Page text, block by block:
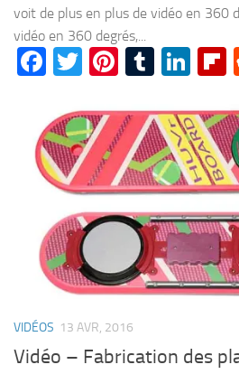
voit de plus en plus de vidéo en 360
vidéo en 360 degrés,...
Facebook
Twitter
Pinterest
VIDÉOS 13 AVR, 2016
Vidéo – Fabrication des